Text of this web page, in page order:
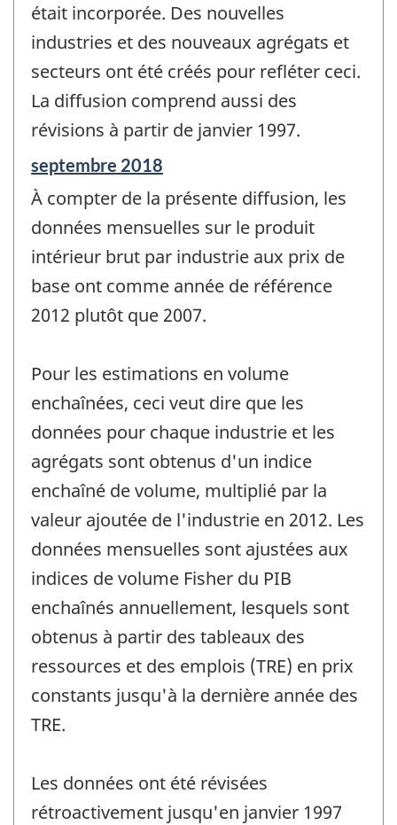
était incorporée. Des nouvelles
industries et des nouveaux agrégats et
secteurs ont été créés pour refléter ceci.
La diffusion comprend aussi des
révisions à partir de janvier 1997.
Période
de
référence
de
-
septembre 2018
À compter de la présente diffusion, les
données mensuelles sur le produit
intérieur brut par industrie aux prix de
base ont comme année de référence
2012 plutôt que 2007.
Pour les estimations en volume
enchaînées, ceci veut dire que les
données pour chaque industrie et les
agrégats sont obtenus d'un indice
enchaîné de volume, multiplié par la
valeur ajoutée de l'industrie en 2012. Les
données mensuelles sont ajustées aux
indices de volume Fisher du PIB
enchaînés annuellement, lesquels sont
obtenus à partir des tableaux des
ressources et des emplois (TRE) en prix
constants jusqu'à la dernière année des
TRE.
Les données ont été révisées
rétroactivement jusqu'en janvier 1997